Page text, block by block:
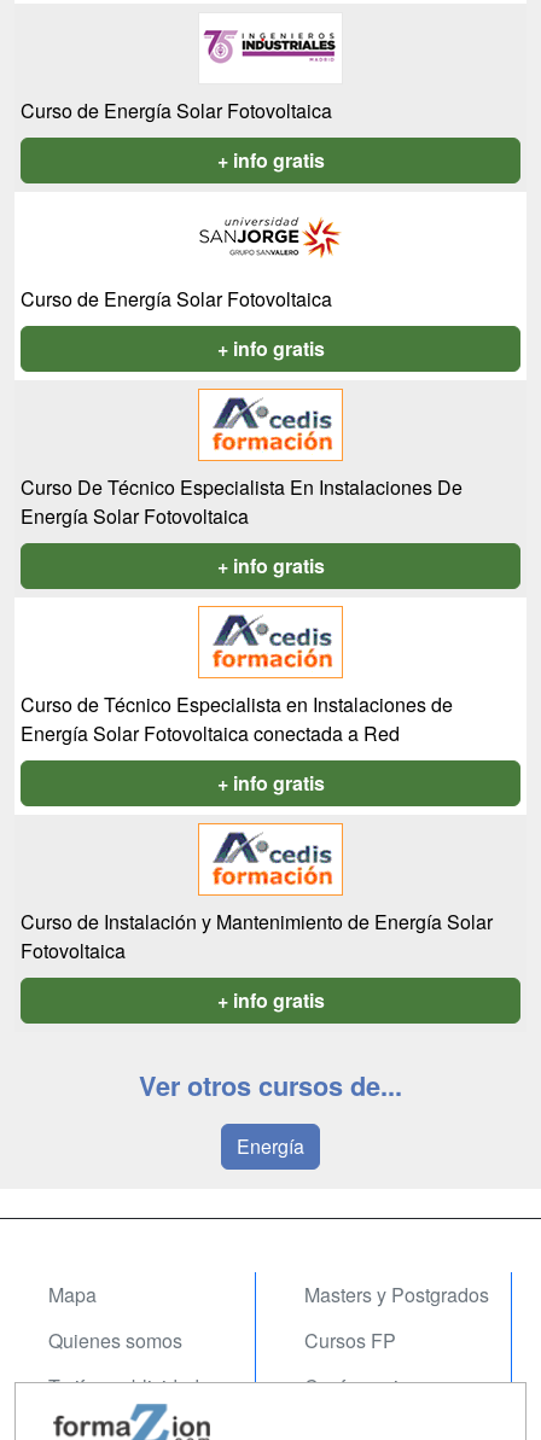
Curso de Energía Solar Fotovoltaica
+ info gratis
Curso de Energía Solar Fotovoltaica
+ info gratis
Curso De Técnico Especialista En Instalaciones De
Energía Solar Fotovoltaica
+ info gratis
Curso de Técnico Especialista en Instalaciones de
Energía Solar Fotovoltaica conectada a Red
+ info gratis
Curso de Instalación y Mantenimiento de Energía Solar
Fotovoltaica
+ info gratis
Ver otros cursos de...
Energía
Mapa
Quienes somos
Tarifas publicidad
Acceso Usuarios
Masters y Postgrados
Cursos FP
Conferencias